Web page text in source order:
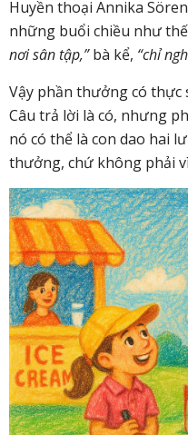
Huyền thoại Annika
những buổi chiều như
nơi sân tập,”bà kể, “chỉ
Vậy phần thưởng có
Câu trả lời là có, nhưng
nó có thể là con dao hai
thưởng, chứ không phải